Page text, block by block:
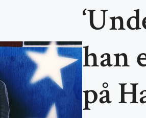
han
på